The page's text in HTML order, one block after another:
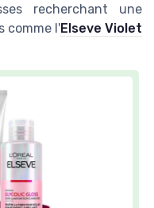
recherchant une
comme l'Elseve Violet